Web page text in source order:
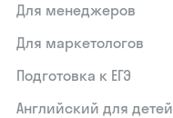
Для менеджеров
Для маркетологов
Подготовка к ЕГЭ
Английский для детей